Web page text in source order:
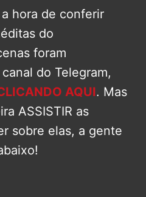
hora de conferir
do
foram
do Telegram,
AQUI. Mas
ASSISTIR as
sobre elas, a gente